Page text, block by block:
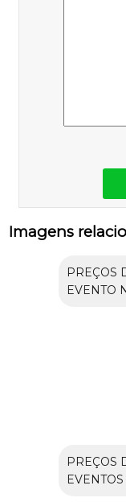
Imagens
PREÇOS
EVENTO
PREÇOS